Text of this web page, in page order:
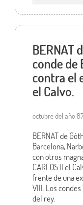
BERNAT
conde de
contra el
el Calvo.
octubre del año
BERNAT de
Barcelona,
con otros
CARLOS II el
frente de una
VIII. Los
del rey.